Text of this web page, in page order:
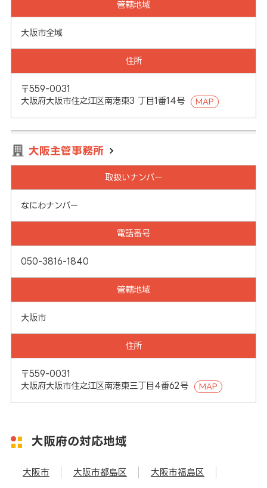
管轄地域
大阪市全域
住所
〒559-0031
大阪府大阪市住之江区南港東3 丁目1番14号
MAP
大阪主管事務所
取扱いナンバー
なにわナンバー
電話番号
050-3816-1840
管轄地域
大阪市
住所
〒559-0031
大阪府大阪市住之江区南港東三丁目4番62号
MAP
大阪府の対応地域
大阪市 大阪市都島区 大阪市福島区